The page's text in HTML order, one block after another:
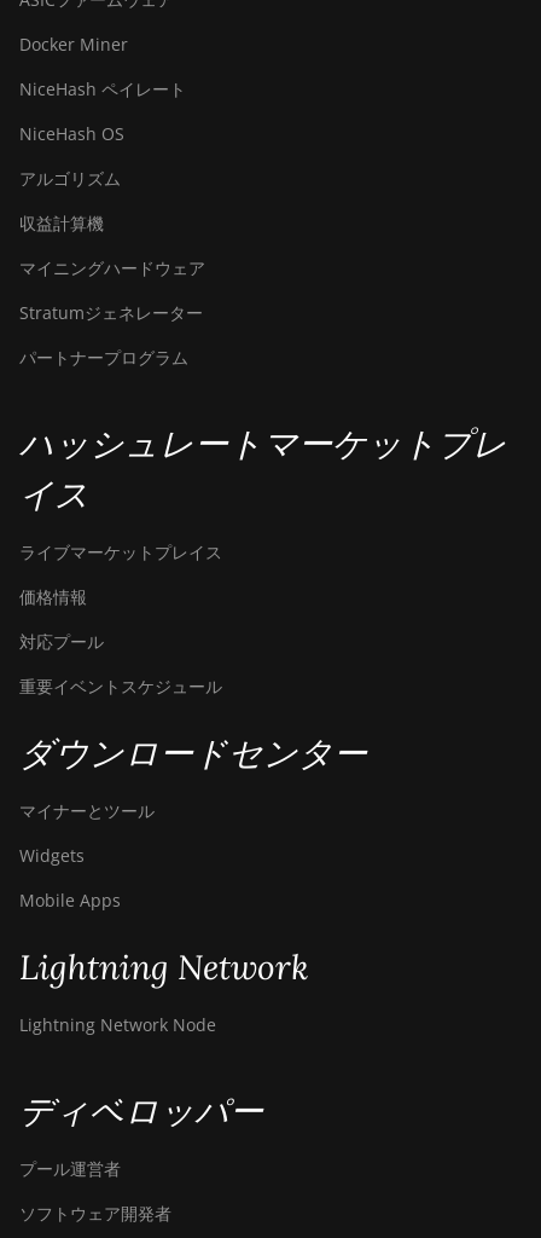
Docker Miner
NiceHash ペイレート
NiceHash OS
アルゴリズム
収益計算機
マイニングハードウェア
Stratumジェネレーター
パートナープログラム
ハッシュレートマーケットプレ
イス
ライブマーケットプレイス
価格情報
対応プール
重要イベントスケジュール
ダウンロードセンター
マイナーとツール
Widgets
Mobile Apps
Lightning Network
Lightning Network Node
ディベロッパー
プール運営者
ソフトウェア開発者